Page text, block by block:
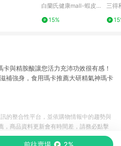
5入)-日調理夜好眠 植
調節生理機能 官方直營
白蘭氏健康mall-蝦皮官
15%
芝麻
方直
三得
與精胺酸讓您活力充沛功效很有感！
補強身，食用瑪卡推薦大研精氣神瑪卡
前往賣場 2%
的整合性平台，並依購物情報中的趨勢與
，商品資料更新會有時間差，請務必點擊
與購物條件，一切資訊以合作廠商網頁為